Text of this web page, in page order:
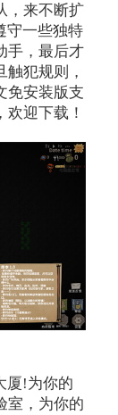
，来不断扩
守一些独特
手，最后才
犯规则，
免安装版支
迎下载！
厦!为你的
室，为你的